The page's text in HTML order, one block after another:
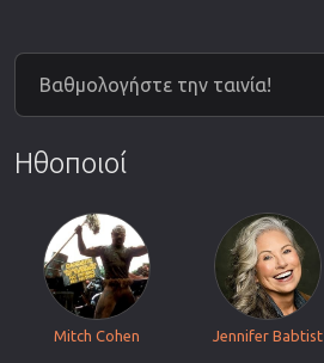
Βαθμολογήστε την ταινία!
Ηθοποιοί
Mitch Cohen Jennifer Babtist